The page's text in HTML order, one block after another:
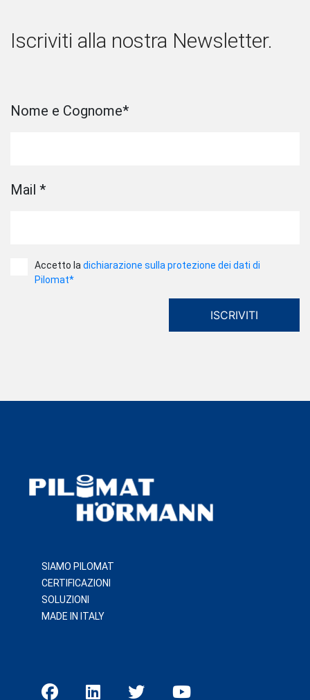
Iscriviti alla nostra Newsletter.
Nome e Cognome*
Mail *
Accetto la dichiarazione sulla protezione dei dati di
Pilomat*
SIAMO PILOMAT
CERTIFICAZIONI
SOLUZIONI
MADE IN ITALY